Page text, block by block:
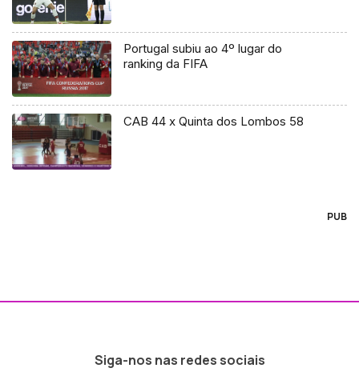
Portugal subiu ao 4º lugar do
ranking da FIFA
CAB 44 x Quinta dos Lombos 58
PUB
Siga-nos nas redes sociais